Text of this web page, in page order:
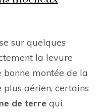
sur quelques
la levure
montée de la
plus aérien, certains
de terre qui